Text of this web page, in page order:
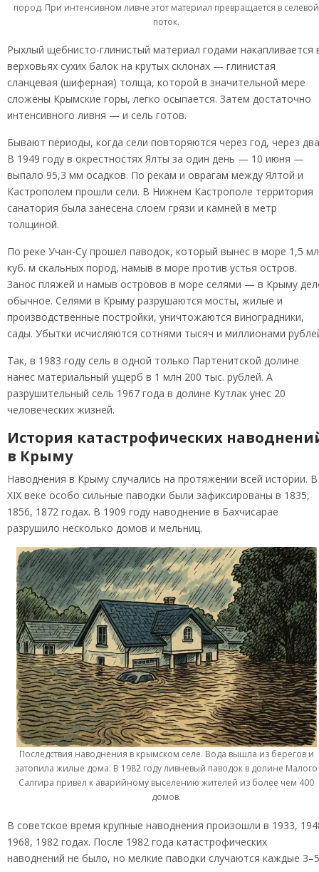
пород. При интенсивном ливне этот материал превращается в селевой
поток.
Рыхлый щебнисто-глинистый материал годами накапливается
верховьях сухих балок на крутых склонах — глинистая
сланцевая (шиферная) толща, которой в значительной мере
сложены Крымские горы, легко осыпается. Затем достаточно
интенсивного ливня — и сель готов.
Бывают периоды, когда сели повторяются через год, через
В 1949 году в окрестностях Ялты за один день — 10 июня —
выпало 95,3 мм осадков. По рекам и оврагам между Ялтой и
Кастрополем прошли сели. В Нижнем Кастрополе территория
санатория была занесена слоем грязи и камней в метр
толщиной.
По реке Учан-Су прошел паводок, который вынес в море 1,5
куб. м скальных пород, намыв в море против устья остров.
Занос пляжей и намыв островов в море селями — в Крыму
обычное. Селями в Крыму разрушаются мосты, жилые и
производственные постройки, уничтожаются виноградники,
сады. Убытки исчисляются сотнями тысяч и миллионами
Так, в 1983 году сель в одной только Партенитской долине
нанес материальный ущерб в 1 млн 200 тыс. рублей. А
разрушительный сель 1967 года в долине Кутлак унес 20
человеческих жизней.
История катастрофических
в Крыму
Наводнения в Крыму случались на протяжении всей истории. В
XIX веке особо сильные паводки были зафиксированы в 1835,
1856, 1872 годах. В 1909 году наводнение в Бахчисарае
разрушило несколько домов и мельниц.
Последствия наводнения в крымском селе. Вода вышла из берегов и
затопила жилые дома. В 1982 году ливневый паводок в долине Малого
Салгира привел к аварийному выселению жителей из более чем 400
домов.
В советское время крупные наводнения произошли в 1933,
1968, 1982 годах. После 1982 года катастрофических
наводнений не было, но мелкие паводки случаются каждые 3–5